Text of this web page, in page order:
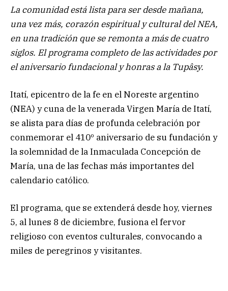
La comunidad está lista para ser desde mañana,
una vez más, corazón espiritual y cultural del NEA,
en una tradición que se remonta a más de cuatro
siglos. El programa completo de las actividades por
el aniversario fundacional y honras a la Tupâsy.
Itatí, epicentro de la fe en el Noreste argentino
(NEA) y cuna de la venerada Virgen María de Itatí,
se alista para días de profunda celebración por
conmemorar el 410º aniversario de su fundación y
la solemnidad de la Inmaculada Concepción de
María, una de las fechas más importantes del
calendario católico.
El programa, que se extenderá desde hoy, viernes
5, al lunes 8 de diciembre, fusiona el fervor
religioso con eventos culturales, convocando a
miles de peregrinos y visitantes.